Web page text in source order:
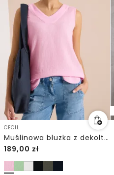
CECIL
Muślinowa bluzka z dekoltem w szpic
189,00 zł